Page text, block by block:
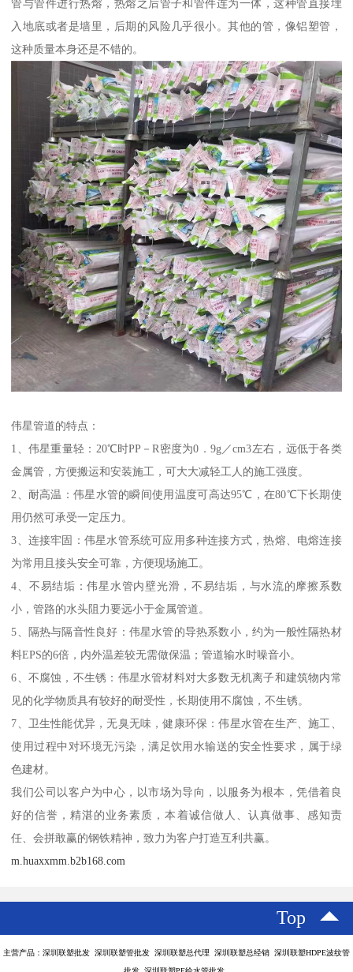
管与管件进行热熔，热熔之后管子和管件连为一体，这种管直接埋
入地底或者是墙里，后期的风险几乎很小。其他的管，像铝塑管，
这种质量本身还是不错的。
伟星管道的特点：
1、伟星重量轻：20℃时PP－R密度为0．9g／cm3左右，远低于各类
金属管，方便搬运和安装施工，可大大减轻工人的施工强度。
2、耐高温：伟星水管的瞬间使用温度可高达95℃，在80℃下长期使
用仍然可承受一定压力。
3、连接牢固：伟星水管系统可应用多种连接方式，热熔、电熔连接
为常用且接头安全可靠，方便现场施工。
4、不易结垢：伟星水管内壁光滑，不易结垢，与水流的摩擦系数
小，管路的水头阻力要远小于金属管道。
5、隔热与隔音性良好：伟星水管的导热系数小，约为一般性隔热材
料EPS的6倍，内外温差较无需做保温；管道输水时噪音小。
6、不腐蚀，不生锈：伟星水管材料对大多数无机离子和建筑物内常
见的化学物质具有较好的耐受性，长期使用不腐蚀，不生锈。
7、卫生性能优异，无臭无味，健康环保：伟星水管在生产、施工、
使用过程中对环境无污染，满足饮用水输送的安全性要求，属于绿
色建材。
我们公司以客户为中心，以市场为导向，以服务为根本，凭借着良
好的信誉，精湛的业务素质，本着诚信做人、认真做事、感知责
任、会拼敢赢的钢铁精神，致力为客户打造互利共赢。
m.huaxxmm.b2b168.com
Top
主营产品：深圳联塑批发 深圳联塑管批发 深圳联塑总代理 深圳联塑总经销 深圳联塑HDPE波纹管